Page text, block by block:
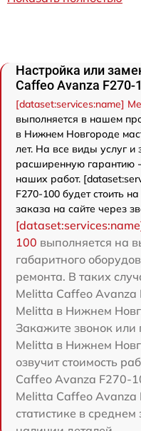
Настройка или
Caffeo Avanza
[dataset:services:name]
выполняется в нашем
в Нижнем Новгороде
лет. На все виды услуг и
расширенную гарантию
наших работ.
F270-100 будет стоить
заказа на сайте через
100 выполняется на
габаритного
ремонта. В таких
Melitta Caffeo Avanza
Melitta в Нижнем
Закажите звонок или
Melitta в Нижнем
озвучит стоимость
Caffeo Avanza F270-
Melitta Caffeo
статистике в